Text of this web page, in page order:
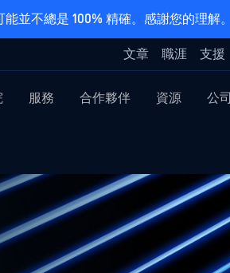
並不總是 100% 精確。感謝您的理解。
文章 職涯 支援
服務 合作夥伴 資源 公司